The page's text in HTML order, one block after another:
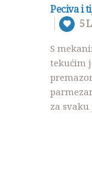
Peciva i
5
S
tekućim
za